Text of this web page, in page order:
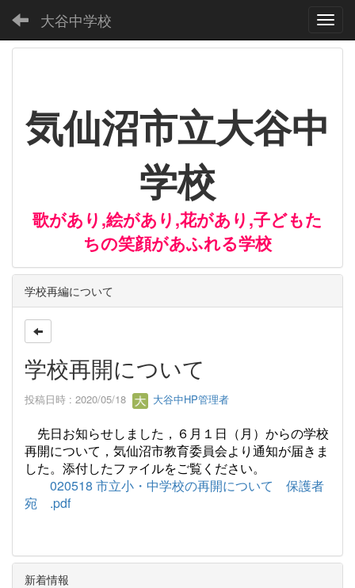
大谷中学校
気仙沼市立大谷中
学校
歌があり,絵があり,花があり,子どもた
ちの笑顔があふれる学校
学校再編について
学校再開について
投稿日時 : 2020/05/18 大谷中HP管理者
先日お知らせしました，６月１日（月）からの学校
再開について，気仙沼市教育委員会より通知が届きま
した。添付したファイルをご覧ください。
020518 市立小・中学校の再開について 保護者
宛 .pdf
新着情報